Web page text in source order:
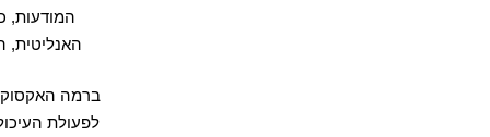
המודעות,
האנליטית,
ברמה
לפעולת